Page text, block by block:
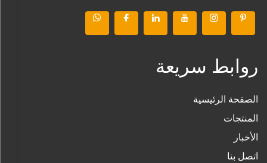
روابط سريعة
الصفحة الرئيسية
المنتجات
الأخبار
اتصل بنا